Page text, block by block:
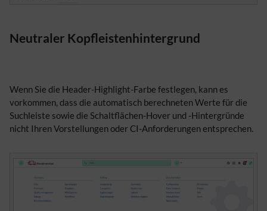
Neutraler Kopfleistenhintergrund
Wenn Sie die Header-Highlight-Farbe festlegen, kann es
vorkommen, dass die automatisch berechneten Werte für die
Suchleiste sowie die Schaltflächen-Hover und -Hintergründe
nicht Ihren Vorstellungen oder CI-Anforderungen entsprechen.